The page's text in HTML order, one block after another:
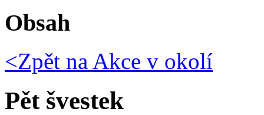
Obsah
<Zpět na Akce v okolí
Pět švestek